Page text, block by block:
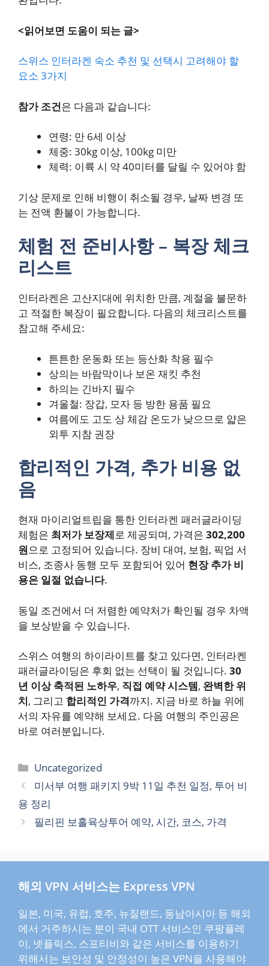
<읽어보면 도움이 되는 글>
스위스 인터라켄 숙소 추천 및 선택시 고려해야 할
요소 3가지
참가 조건은 다음과 같습니다:
연령: 만 6세 이상
체중: 30kg 이상, 100kg 미만
체력: 이륙 시 약 40미터를 달릴 수 있어야 함
기상 문제로 인해 비행이 취소될 경우, 날짜 변경 또
는 전액 환불이 가능합니다.
체험 전 준비사항 – 복장 체크
리스트
인터라켄은 고산지대에 위치한 만큼, 계절을 불문하
고 적절한 복장이 필요합니다. 다음의 체크리스트를
참고해 주세요:
튼튼한 운동화 또는 등산화 착용 필수
상의는 바람막이나 보온 재킷 추천
하의는 긴바지 필수
겨울철: 장갑, 모자 등 방한 용품 필요
여름에도 고도 상 체감 온도가 낮으므로 얇은
외투 지참 권장
합리적인 가격, 추가 비용 없
음
현재 마이리얼트립을 통한 인터라켄 패러글라이딩
체험은 최저가 보장제로 제공되며, 가격은 302,200
원으로 고정되어 있습니다. 장비 대여, 보험, 픽업 서
비스, 조종사 동행 모두 포함되어 있어 현장 추가 비
용은 일절 없습니다.
동일 조건에서 더 저렴한 예약처가 확인될 경우 차액
을 보상받을 수 있습니다.
스위스 여행의 하이라이트를 찾고 있다면, 인터라켄
패러글라이딩은 후회 없는 선택이 될 것입니다. 30
년 이상 축적된 노하우, 직접 예약 시스템, 완벽한 위
치, 그리고 합리적인 가격까지. 지금 바로 하늘 위에
서의 자유를 예약해 보세요. 다음 여행의 주인공은
바로 여러분입니다.
카
테
고
리
Uncategorized
미서부 여행 패키지 9박 11일 추천 일정, 투어 비
용 정리
필리핀 보홀육상투어 예약, 시간, 코스, 가격
해외 VPN 서비스는 Express VPN
일본, 미국, 유럽, 호주, 뉴질랜드, 동남아시아 등 해외
에서 거주하시는 분이 국내 OTT 서비스인 쿠팡플레
이, 넷플릭스, 스포티비와 같은 서비스를 이용하기
위해서는 보안성 및 안정성이 높은 VPN을 사용해야